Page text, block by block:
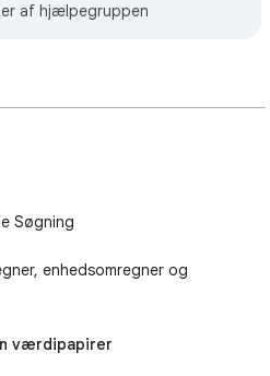
af hjælpegruppen
Søgning
enhedsomregner og
værdipapirer